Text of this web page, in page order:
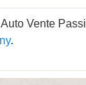
Vente
.